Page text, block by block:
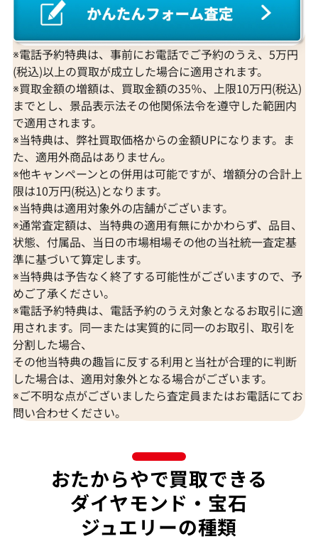
参考買取価格
1,274,000
2026年3月11日時点
参考買取価格
2026年2月11日
K18 ブルートパーズ・ダイヤモンド
65.57・0.26・0.06ct
参考買取価格
309,000円
2026年7月10日時点
K18 トルマリン
参考買取価格
297,000円
※電話予約特典は、事前にお電話でご予約のうえ、5万円
(税込)以上の買取が成立した場合に適用されます。
※買取金額の増額は、買取金額の35％、上限10万円(税込)
までとし、景品表示法その他関係法令を遵守した範囲内
で適用されます。
※当特典は、弊社買取価格からの金額UPになります。ま
た、適用外商品はありません。
※他キャンペーンとの併用は可能ですが、増額分の合計上
限は10万円(税込)となります。
※当特典は適用対象外の店舗がございます。
※通常査定額は、当特典の適用有無にかかわらず、品目、
状態、付属品、当日の市場相場その他の当社統一査定基
準に基づいて算定します。
※当特典は予告なく終了する可能性がございますので、予
めご了承ください。
※電話予約特典は、電話予約のうえ対象となるお取引に適
用されます。同一または実質的に同一のお取引、取引を
分割した場合、
その他当特典の趣旨に反する利用と当社が合理的に判断
した場合は、適用対象外となる場合がございます。
※ご不明な点がございましたら査定員またはお電話にてお
問い合わせください。
おたからやで買取できる
ダイヤモンド・宝石
ジュエリーの種類